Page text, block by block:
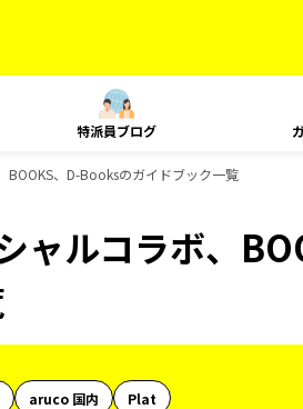
特派員ブログ
BOOKS、D-Booksのガイドブック一覧
ャルコラボ、
aruco 国内
Plat